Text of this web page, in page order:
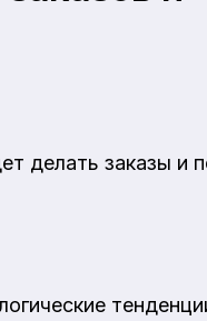
делать заказы и